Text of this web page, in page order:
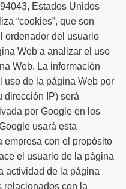
Estados Unidos
“cookies”, que son
ordenador del usuario
Web a analizar el uso
Web. La información
uso de la página Web por
dirección IP) será
por Google en los
usará esta
empresa con el propósito
el usuario de la página
actividad de la página
relacionados con la